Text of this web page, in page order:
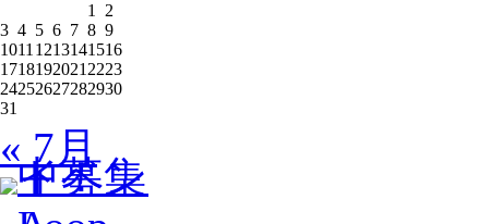
1
2
3 4 5 6 7 8 9
1011 1213141516
1718192021 2223
24252627282930
31
« 7月